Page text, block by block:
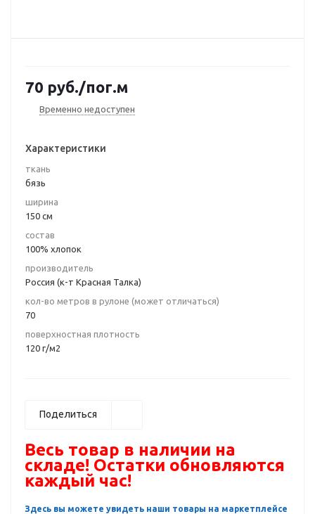
70 руб./пог.м
Временно недоступен
Характеристики
ткань
бязь
ширина
150 см
состав
100% хлопок
производитель
Россия (к-т Красная Талка)
кол-во метров в рулоне (может отличаться)
70
поверхностная плотность
120 г/м2
Поделиться
Весь товар в наличии на
складе! Остатки обновляются
каждый час!
Здесь вы можете увидеть наши товары на маркетплейсе